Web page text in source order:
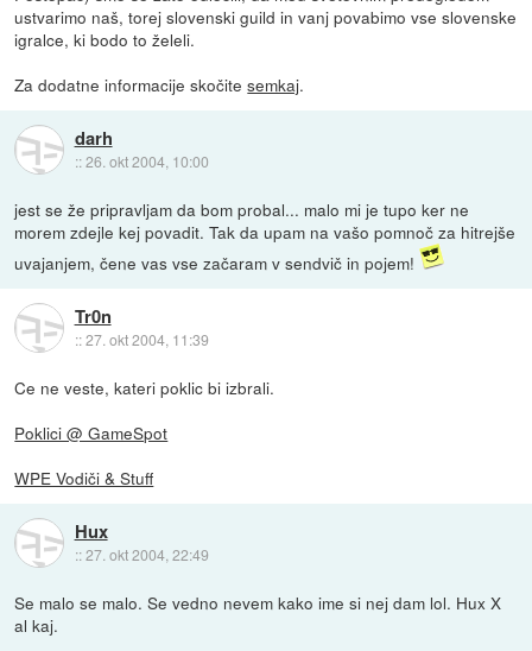
ustvarimo naš, torej slovenski guild in vanj povabimo vse slovenske
igralce, ki bodo to želeli.
Za dodatne informacije skočitesemkaj.
darh
::26. okt 2004, 10:00
jest se že pripravljam da bom probal... malo mi je tupo ker ne
morem zdejle kej povadit. Tak da upam na vašo pomnoč za hitrejše
uvajanjem, čene vas vse začaram v sendvič in pojem!
Tr0n
::27. okt 2004, 11:39
Ce ne veste, kateri poklic bi izbrali.
Poklici @ GameSpot
WPE Vodiči & Stuff
Hux
::27. okt 2004, 22:49
Se malo se malo. Se vedno nevem kako ime si nej dam lol. Hux X
al kaj.